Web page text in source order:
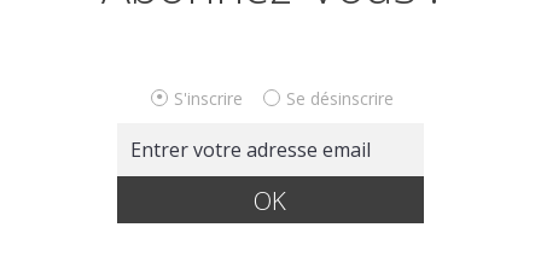
S'inscrire Se désinscrire